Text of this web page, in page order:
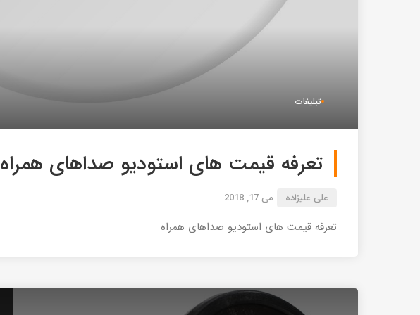
تبلیغات
تعرفه قیمت های استودیو صداهای همراه
علی علیزاده می 17, 2018
تعرفه قیمت های استودیو صداهای همراه